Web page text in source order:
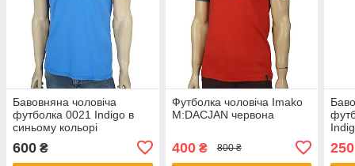
Бавовняна чоловіча
футболка 0021 Indigo в
синьому кольорі
600 ₴
Футболка чоловіча Imako
M:DACJAN червона
400₴ 800 ₴ 250